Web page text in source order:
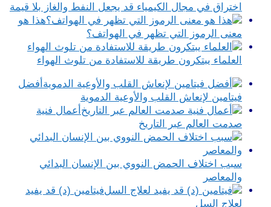
اختراق في مجال الكيمياء قد يجعل النفط والغاز بلا قيمة
هذا هو
معنى الرموز التي تظهر في الهواتف؟
العلماء يبتكرون طريقة للاستفادة من تلوث الهواء
أفضل
فيتامين لإنعاش القلب والأوعية الدموية
أعمال فنية
صدمت العالم عبر التاريخ
سبب اختلاف الحمض النووي بين الإنسان البدائي
والمعاصر
فيتامين (د) قد يفيد
لعلاج السل